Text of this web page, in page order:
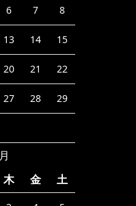
6 7 8
13 14 15
20 21 22
27 28 29
木 金 土